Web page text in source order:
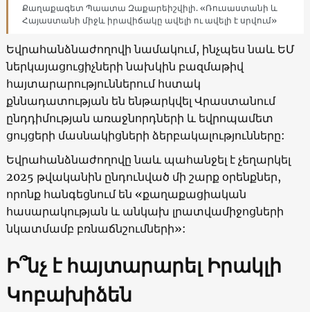
Քաղաքագետ Պաատա Զաքարեիշվիլի. «Ռուսաստանի և
Հայաստանի միջև իրավիճակը ավելի ու ավելի է սրվում»
Եվրահանձնաժողովի նամակում, ինչպես նաև ԵՄ
ներկայացուցիչների նախկին բազմաթիվ
հայտարարություններում հստակ
քննադատության են ենթարկվել Վրաստանում
ընդդիմության առաջնորդների և եվրոպամետ
ցույցերի մասնակիցների ձերբակալությունները:
Եվրահանձնաժողովը նաև պահանջել է չեղարկել
2025 թվականին ընդունված մի շարք օրենքներ,
որոնք հանգեցնում են «քաղաքացիական
հասարակության և անկախ լրատվամիջոցների
նկատմամբ բռնաճնշումների»:
Ի՞նչ է հայտարարել Իրակլի
Կոբախիձեն